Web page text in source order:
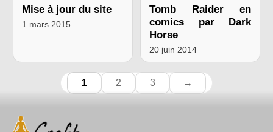
Mise à jour du site
1 mars 2015
Tomb Raider en
comics par Dark
Horse
20 juin 2014
1 2 3 →